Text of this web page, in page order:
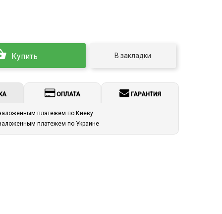
Купить В закладки
ОПЛАТА ГАРАНТИЯ
платежем по Киеву
платежем по Украине